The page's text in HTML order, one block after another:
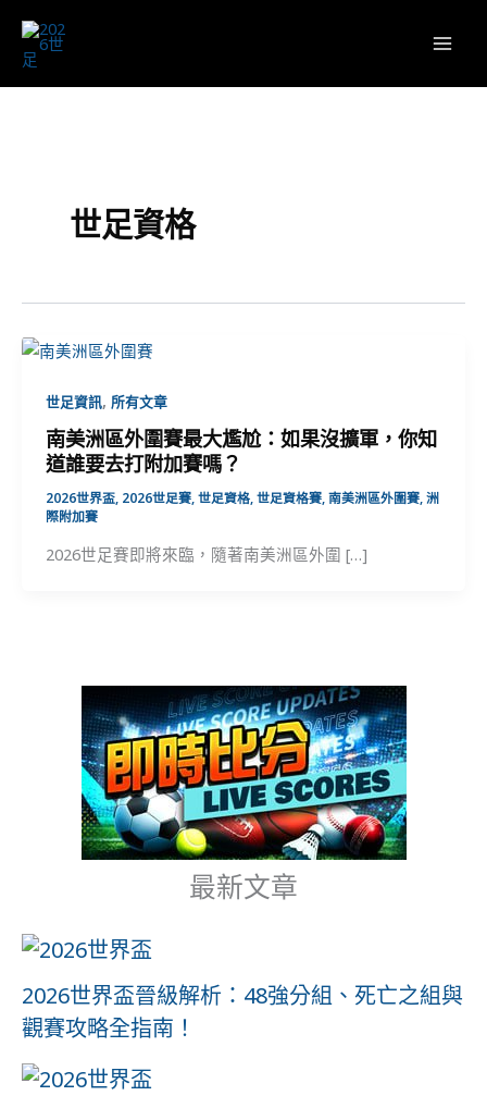
要
世足資格
世足資訊, 所有文章
南美洲區外圍賽最大尷尬：如果沒擴軍，你知
道誰要去打附加賽嗎？
2026世界盃, 2026世足賽, 世足資格, 世足資格賽, 南美洲區外圍賽, 洲
際附加賽
2026世足賽即將來臨，隨著南美洲區外圍 […]
最新文章
2026世界盃晉級解析：48強分組、死亡之組與
觀賽攻略全指南！